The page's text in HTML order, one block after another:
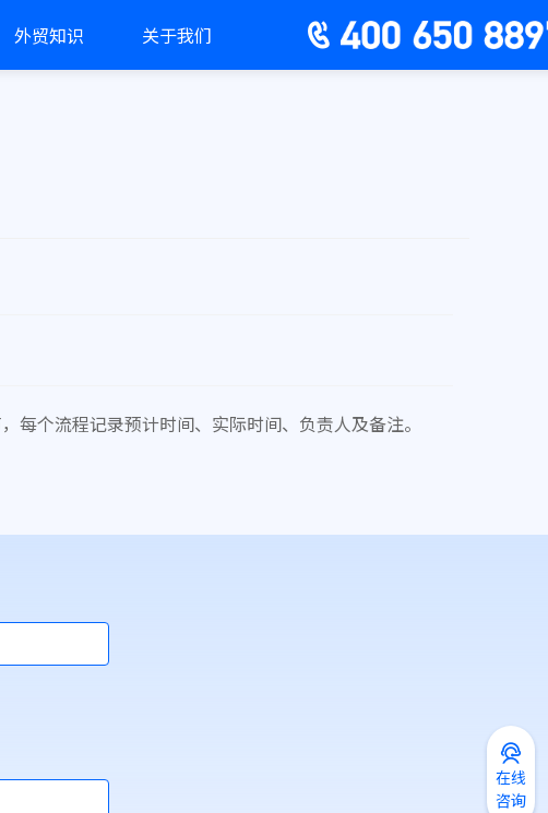
外贸知识 关于我们
个流程记录预计时间、实际时间、负责人及备注。
在线
咨询